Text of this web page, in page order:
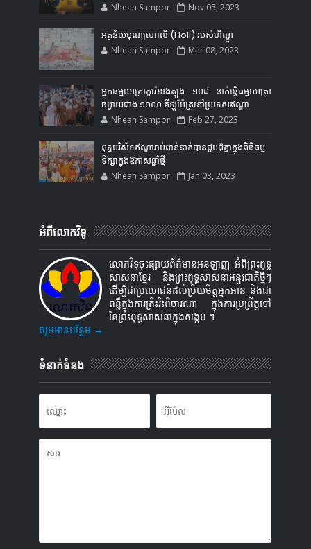
Nhean Sampor Nov 05, 2023
អត្ថន័យបុណ្យហោលី (Holi) របស់ហិណ្ឌូ
Nhean Sampor Mar 08, 2023
អ្នកធម្មយាត្រាកូរ៉េខាងត្បូង ១០៨ នាក់ធ្វើធម្មយាត្រា
ចម្ងាយជាង ១១០០ គីឡូម៉ែត្រនៅប្រទេសឥណ្ឌា
Nhean Sampor Feb 27, 2023
ពុទ្ធបរិស័ទឥណ្ឌារាប់ពាន់នាក់បានជួបជុំគ្នាក្នុងពិធីធម្ម
ទីក្សាក្នុងឱកាសឆ្នាំថ្មី
Nhean Sampor Jan 03, 2023
អំពីលោកវិទូ
លោកវិទូចុះផ្សាយព័ត៌មានអនឡាញ អំពីព្រះពុទ្ធ
សាសនាខ្មែរ និងព្រះពុទ្ធសាសនាអន្តរជាតិថ្មីៗ
ដើម្បីជាប្រយោជន៍ដល់ប្រិយមិត្តអ្នកអាន និងជា
ពន្លឺក្នុងការត្រិះរិះពិចារណា ក្នុងការប្រព្រឹត្តទៅ
នៃព្រះពុទ្ធសាសនាក្នុងសង្គម ។
សូមអានបន្ថែម →
ទំនាក់ទំនង